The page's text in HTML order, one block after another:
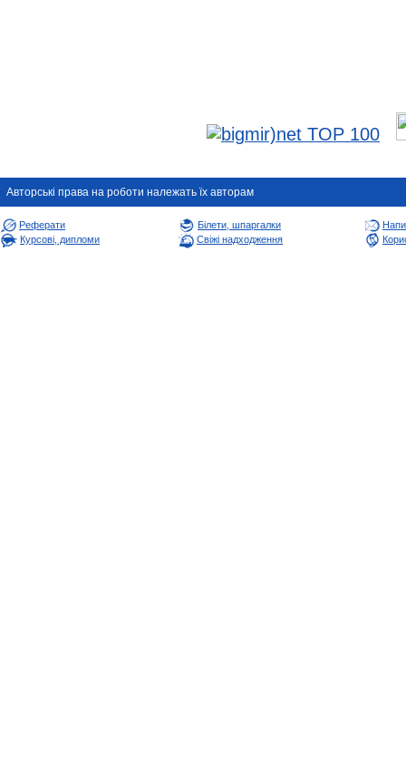
Авторськi права на роботи належать їх авторам
Реферати Білети, шпаргалки
Курсові, дипломи
Свіжі надходження